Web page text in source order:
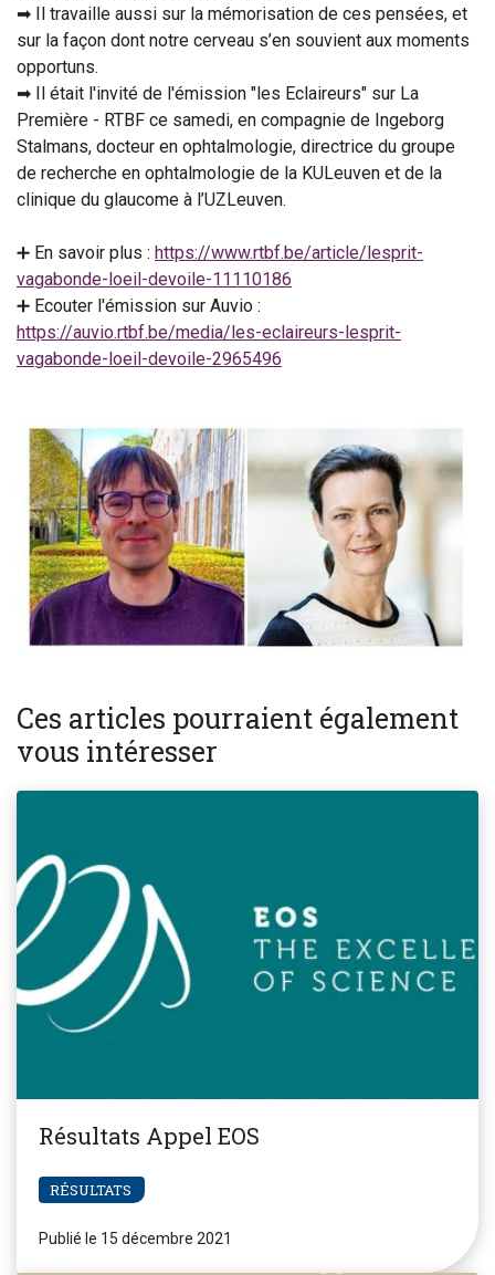
➡ Il travaille aussi sur la mémorisation de ces pensées, et
sur la façon dont notre cerveau s’en souvient aux moments
opportuns.
➡ Il était l'invité de l'émission "les Eclaireurs" sur La
Première - RTBF ce samedi, en compagnie de Ingeborg
Stalmans, docteur en ophtalmologie, directrice du groupe
de recherche en ophtalmologie de la KULeuven et de la
clinique du glaucome à l’UZLeuven.
➕ En savoir plus : https://www.rtbf.be/article/lesprit-
vagabonde-loeil-devoile-11110186
➕ Ecouter l'émission sur Auvio :
https://auvio.rtbf.be/media/les-eclaireurs-lesprit-
vagabonde-loeil-devoile-2965496
Ces articles pourraient également
vous intéresser
Résultats Appel EOS
RÉSULTATS
Publié le 15 décembre 2021